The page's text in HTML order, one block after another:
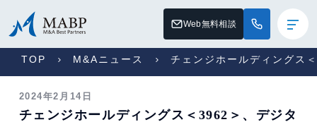
Web無料相談
TOP M&Aニュース チェンジホールディングス
2024年2月14日
チェンジホールディングス＜3962＞、デジタ